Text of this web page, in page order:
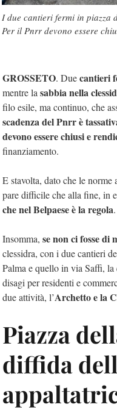
I due cantieri fermi in piazza
Per il Pnrr devono essere
GROSSETO. Duecantieri
mentre la sabbia nella
filo esile, ma continuo, che
scadenza del Pnrr è
devono essere chiusi e
finanziamento.
E stavolta, dato che le norme
pare difficile che alla fine, in
che nel Belpaese è la regola.
Insomma, se non ci fosse di
clessidra, con i due cantieri
Palma e quello in via Saffi, la
disagi per residenti e
due attività, l’Archetto e la
Piazza
diffida